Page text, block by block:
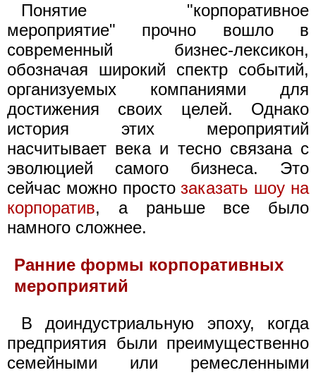
Понятие "корпоративное
мероприятие" прочно вошло в
современный бизнес-лексикон,
обозначая широкий спектр событий,
организуемых компаниями для
достижения своих целей. Однако
история этих мероприятий
насчитывает века и тесно связана с
эволюцией самого бизнеса. Это
сейчас можно простозаказать шоу на
корпоратив, а раньше все было
намного сложнее.
Ранние формы корпоративных
мероприятий
В доиндустриальную эпоху, когда
предприятия были преимущественно
семейными или ремесленными